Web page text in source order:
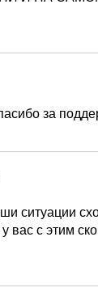
за
ситуации
вас с этим